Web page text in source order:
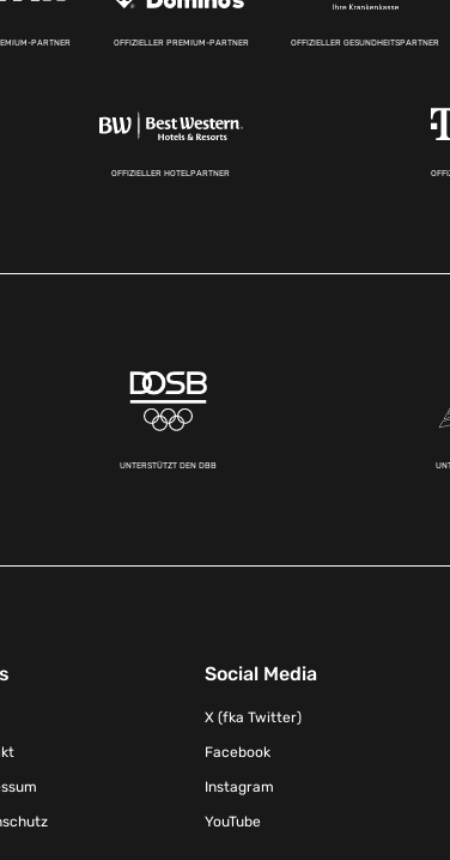
PARTNER OFFIZIELLER PREMIUM-PARTNER OFFIZIELLER GESUNDHEITSPARTNER
OFFIZIELLER HOTELPARTNER
UNTERSTÜTZT DEN DBB
Social Media
X (fka Twitter)
Facebook
Instagram
YouTube